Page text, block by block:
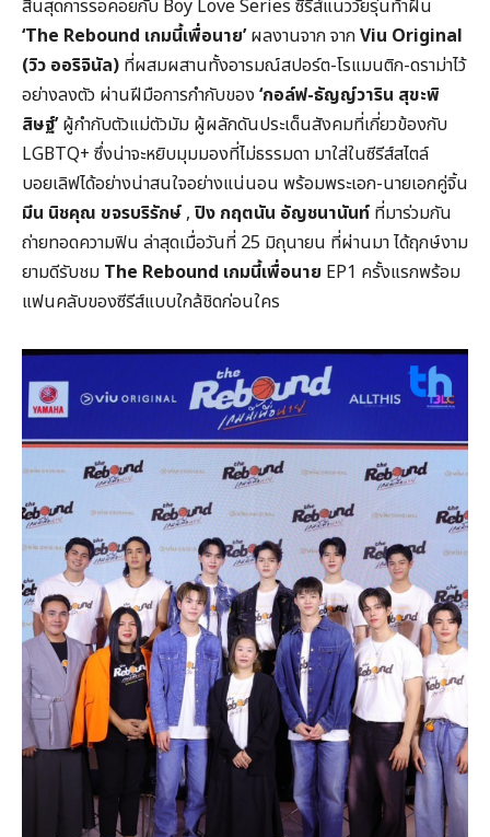
สิ้นสุดการรอคอยกับ Boy Love Series ซีรีส์แนววัยรุ่นท้าฝัน
‘The Rebound เกมนี้เพื่อนาย’ผลงานจาก จากViu Original
(วิว ออริจินัล) ที่ผสมผสานทั้งอารมณ์สปอร์ต-โรแมนติก-ดราม่าไว้
อย่างลงตัว ผ่านฝีมือการกำกับของ ‘กอล์ฟ-ธัญญ์วาริน สุขะพิ
สิษฐ์’ผู้กำกับตัวแม่ตัวมัม ผู้ผลักดันประเด็นสังคมที่เกี่ยวข้องกับ
LGBTQ+ ซึ่งน่าจะหยิบมุมมองที่ไม่ธรรมดา มาใส่ในซีรีส์สไตล์
บอยเลิฟได้อย่างน่าสนใจอย่างแน่นอน พร้อมพระเอก-นายเอกคู่จิ้น
มีน นิชคุณ ขจรบริรักษ์ , ปิง กฤตนัน อัญชนานันท์ ที่มาร่วมกัน
ถ่ายทอดความฟิน ล่าสุดเมื่อวันที่ 25 มิถุนายน ที่ผ่านมา ได้ฤกษ์งาม
ยามดีรับชม The Rebound เกมนี้เพื่อนาย EP1 ครั้งแรกพร้อม
แฟนคลับของซีรีส์แบบใกล้ชิดก่อนใคร